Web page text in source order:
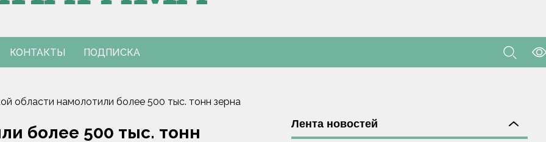
обозначил слабые места в работе автолавок
на селе: "Просрочка и тухлятина!"
КОНТАКТЫ ПОДПИСКА
области намолотили более 500 тыс. тонн зерна
более 500 тыс. тонн
Лента новостей